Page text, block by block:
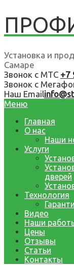
Установка и
Самаре
Звонок с МТС +7
Звонок с
Наш Email
Меню
Главная
О нас
Наши
Услуги
дверей
Технология
Видео
Наши
Цены
Отзывы
Статьи
Контакты